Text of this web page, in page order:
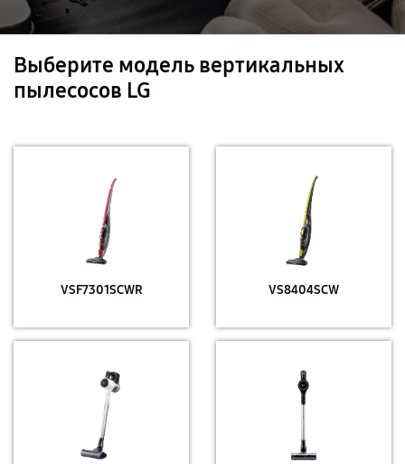
Выберите модель вертикальных
пылесосов LG
VSF7301SCWR VS8404SCW